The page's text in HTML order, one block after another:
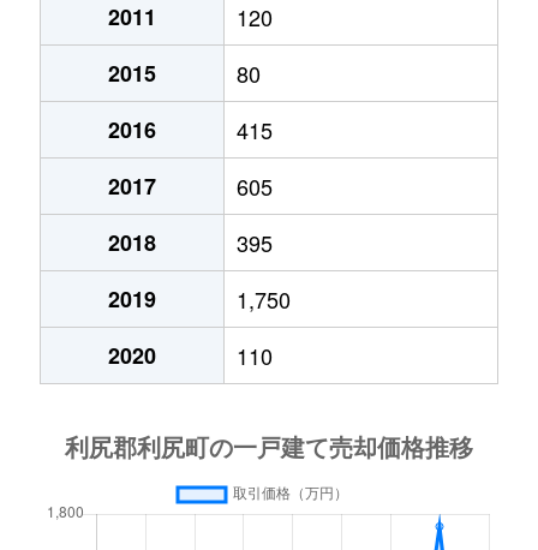
2011
120
2015
80
2016
415
2017
605
2018
395
2019
1,750
2020
110